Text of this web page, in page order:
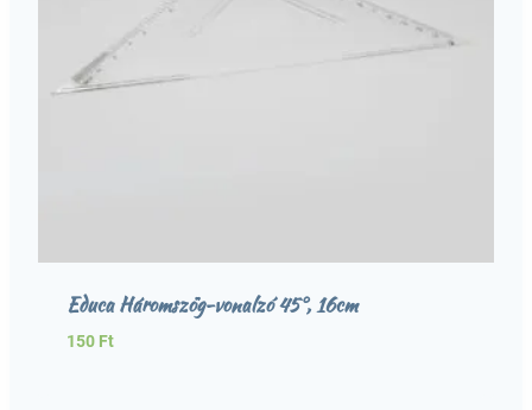
Educa Háromszög-vonalzó 45°, 16cm
150 Ft